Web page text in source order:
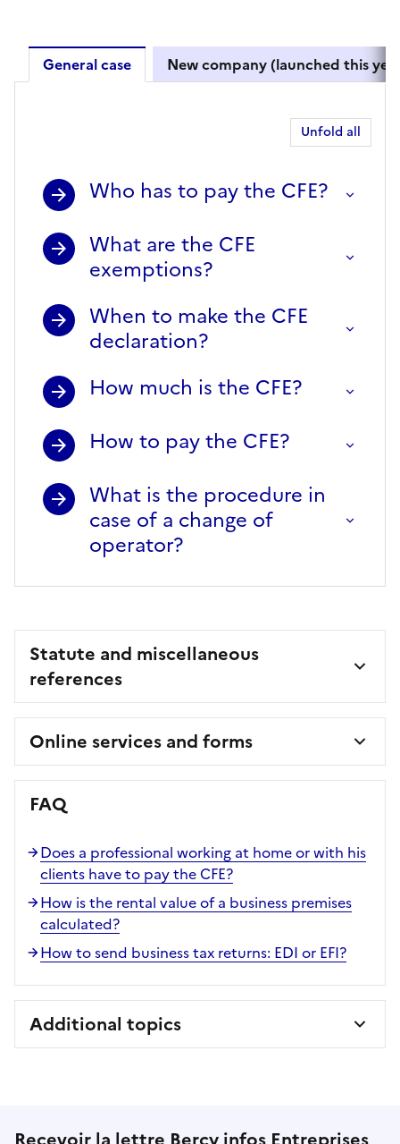
General case New company (launched this
Unfold all
Who has to pay the CFE?
What are the CFE
exemptions?
When to make the CFE
declaration?
How much is the CFE?
How to pay the CFE?
What is the procedure in
case of a change of
operator?
Statute and miscellaneous
references
Online services and forms
FAQ
Does a professional working at home or with his
clients have to pay the CFE?
How is the rental value of a business premises
calculated?
How to send business tax returns: EDI or EFI?
Additional topics